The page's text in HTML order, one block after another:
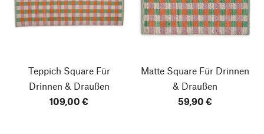
Teppich SquareFür
Drinnen & Draußen
109,00 €
Matte Square Für Drinnen
& Draußen
59,90 €